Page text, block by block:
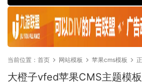
当前位置： 首页 网站模板 苹果cms模板
大橙子vfed苹果CMS主题模